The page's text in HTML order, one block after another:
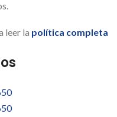
leer la política completa